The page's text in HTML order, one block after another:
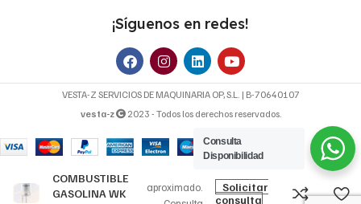
¡Síguenos en redes!
VESTA-Z SERVICIOS DE MAQUINARIA OP, S.L. | B-70640107
vesta-z
2023 - Todos los derechos reservados.
COMBUSTIBLE
GASOLINA WK
27,10 €
aproximado.
Solicitar
consulta
Consulta
Disponibilidad